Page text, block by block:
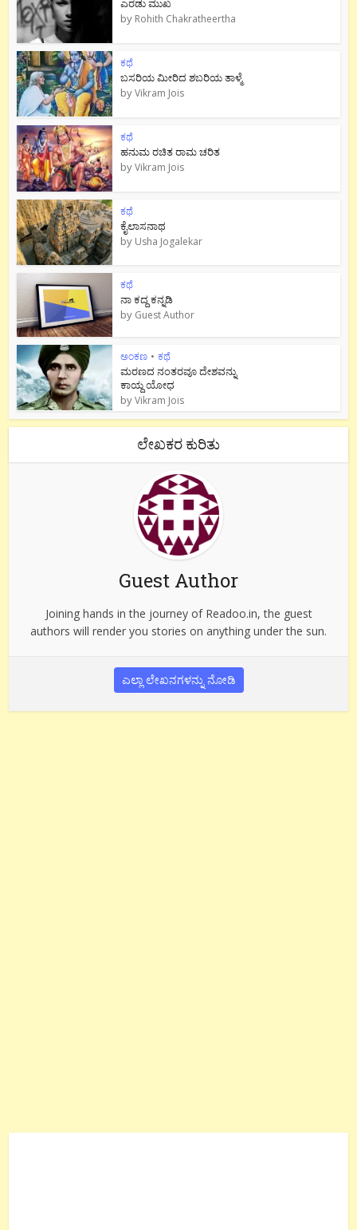
ಎರಡು ಮುಖ
by Rohith Chakratheertha
ಕಥೆ
ಬಸರಿಯ ಮೀರಿದ ಶಬರಿಯ ತಾಳ್ಮೆ
byVikram Jois
ಕಥೆ
ಹನುಮ ರಚಿತ ರಾಮ‌ ಚರಿತ
byVikram Jois
ಕಥೆ
ಕೈಲಾಸನಾಥ
by Usha Jogalekar
ಕಥೆ
ನಾ ಕದ್ದ ಕನ್ನಡಿ
by Guest Author
ಅಂಕಣ • ಕಥೆ
ಮರಣದ ನಂತರವೂ ದೇಶವನ್ನು
ಕಾಯ್ದ ಯೋಧ
byVikram Jois
ಲೇಖಕರ ಕುರಿತು
Guest Author
Joining hands in the journey of Readoo.in, the guest
authors will render you stories on anything under the sun.
ಎಲ್ಲಾ ಲೇಖನಗಳನ್ನು ನೋಡಿ